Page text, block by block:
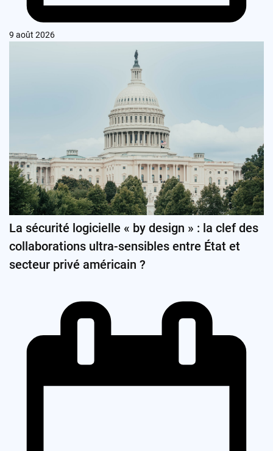
9 août 2026
La sécurité logicielle « by design » : la clef des
collaborations ultra-sensibles entre État et
secteur privé américain ?